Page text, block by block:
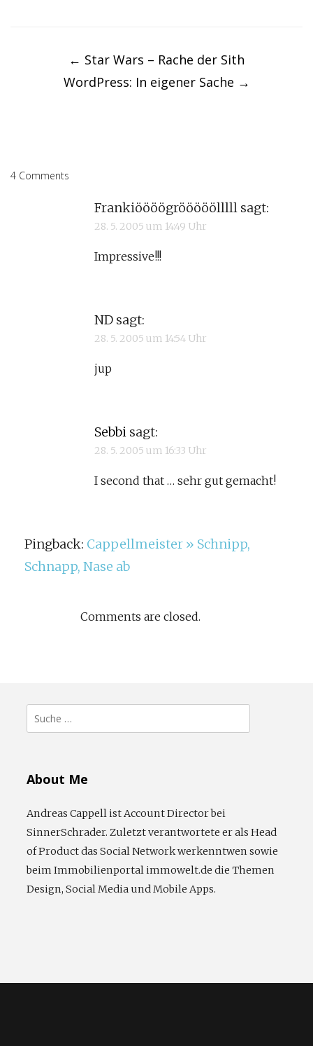
navigation
← Star Wars – Rache der Sith
WordPress: In eigener Sache →
4 Comments
Frankiöööögrööööölllll sagt:
28. 5. 2005 um 14:49 Uhr
Impressive!!!
ND sagt:
28. 5. 2005 um 14:54 Uhr
jup
Sebbi sagt:
28. 5. 2005 um 16:33 Uhr
I second that … sehr gut gemacht!
Pingback: Cappellmeister » Schnipp,
Schnapp, Nase ab
Comments are closed.
Suche
nach:
About Me
Andreas Cappell ist Account Director bei
SinnerSchrader. Zuletzt verantwortete er als Head
of Product das Social Network werkenntwen sowie
beim Immobilienportal immowelt.de die Themen
Design, Social Media und Mobile Apps.